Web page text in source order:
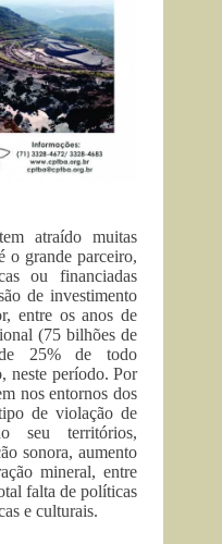
atraído muitas
o grande parceiro,
ou financiadas
de investimento
entre os anos de
(75 bilhões de
25% de todo
neste período. Por
nos entornos dos
de violação de
seu territórios,
sonora, aumento
mineral, entre
falta de políticas
e culturais.